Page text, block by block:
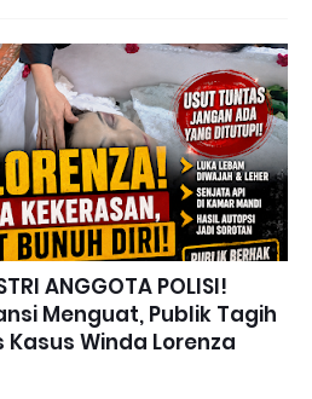
ANGGOTA POLISI!
Menguat, Publik Tagih
Winda Lorenza